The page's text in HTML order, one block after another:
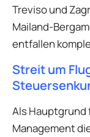
Treviso und
Mailand-
entfallen
Streit um
Als Hauptgrund
Management